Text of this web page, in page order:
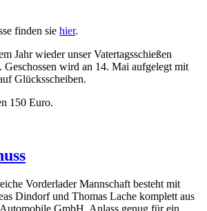
finden sie hier.
Jahr wieder unser Vatertagsschießen
Geschossen wird an 14. Mai aufgelegt mit
Glücksscheiben.
150 Euro.
Vorderlader Mannschaft besteht mit
Dindorf und Thomas Lache komplett aus